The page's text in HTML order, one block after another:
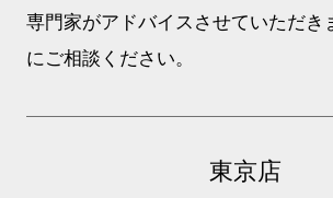
専門家がアドバイスさせていただき
にご相談ください。
東京店